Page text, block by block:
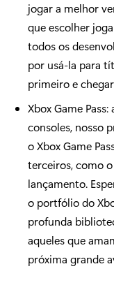
jogar a melhor
que escolher
todos os
por usá-la para
primeiro e
Xbox Game
consoles, nosso
o Xbox Game
terceiros, como
lançamento.
o portfólio do
profunda
aqueles que
próxima grande